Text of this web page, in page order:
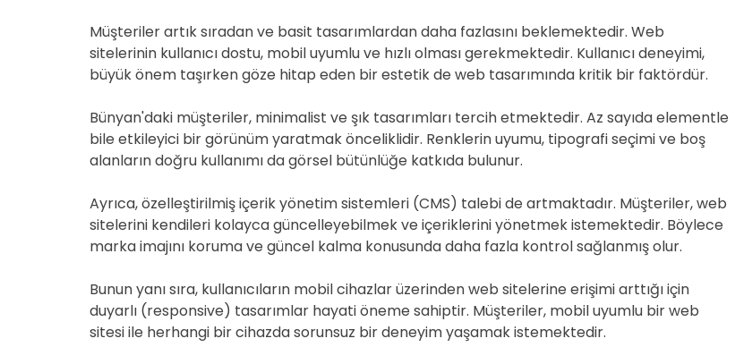
Müşteriler artık sıradan ve basit tasarımlardan daha fazlasını beklemektedir. Web
sitelerinin kullanıcı dostu, mobil uyumlu ve hızlı olması gerekmektedir. Kullanıcı deneyimi,
büyük önem taşırken göze hitap eden bir estetik de web tasarımında kritik bir faktördür.
Bünyan'daki müşteriler, minimalist ve şık tasarımları tercih etmektedir. Az sayıda elementle
bile etkileyici bir görünüm yaratmak önceliklidir. Renklerin uyumu, tipografi seçimi ve boş
alanların doğru kullanımı da görsel bütünlüğe katkıda bulunur.
Ayrıca, özelleştirilmiş içerik yönetim sistemleri (CMS) talebi de artmaktadır. Müşteriler, web
sitelerini kendileri kolayca güncelleyebilmek ve içeriklerini yönetmek istemektedir. Böylece
marka imajını koruma ve güncel kalma konusunda daha fazla kontrol sağlanmış olur.
Bunun yanı sıra, kullanıcıların mobil cihazlar üzerinden web sitelerine erişimi arttığı için
duyarlı (responsive) tasarımlar hayati öneme sahiptir. Müşteriler, mobil uyumlu bir web
sitesi ile herhangi bir cihazda sorunsuz bir deneyim yaşamak istemektedir.